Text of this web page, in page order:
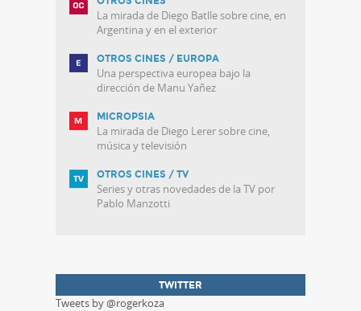
La mirada de Diego Batlle sobre cine, en
Argentina y en el exterior
OTROS CINES / EUROPA
Una perspectiva europea bajo la
dirección de Manu Yañez
MICROPSIA
La mirada de Diego Lerer sobre cine,
música y televisión
OTROS CINES / TV
Series y otras novedades de la TV por
Pablo Manzotti
TWITTER
Tweets by @rogerkoza